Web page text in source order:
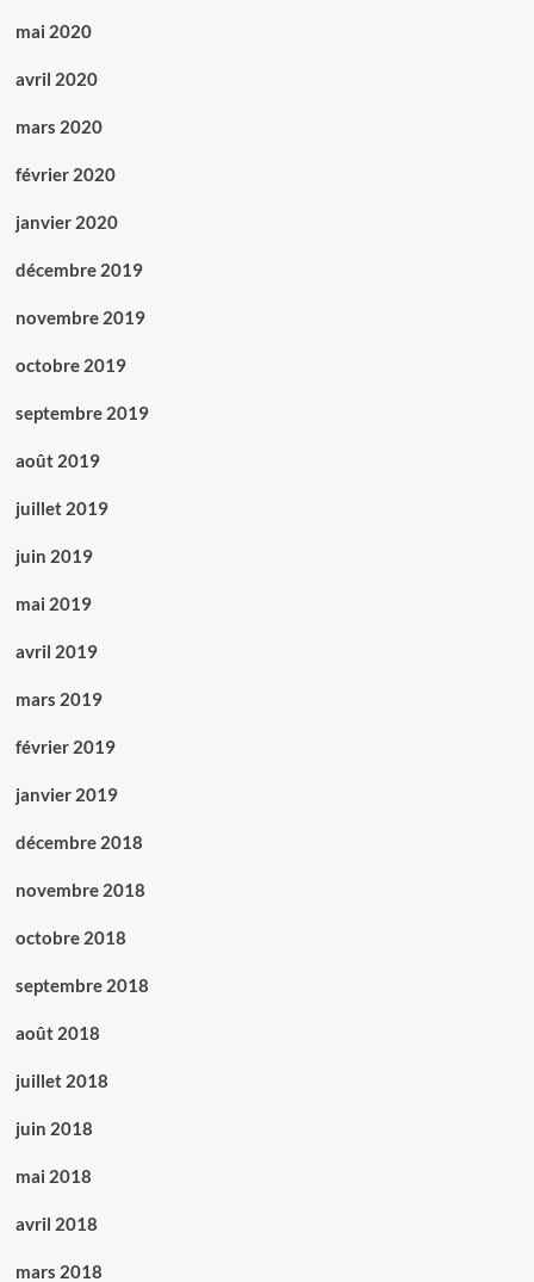
mai 2020
avril 2020
mars 2020
février 2020
janvier 2020
décembre 2019
novembre 2019
octobre 2019
septembre 2019
août 2019
juillet 2019
juin 2019
mai 2019
avril 2019
mars 2019
février 2019
janvier 2019
décembre 2018
novembre 2018
octobre 2018
septembre 2018
août 2018
juillet 2018
juin 2018
mai 2018
avril 2018
mars 2018